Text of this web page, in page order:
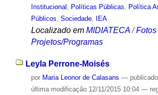
Institucional , Políticas Públicas, Política
Públicos, Sociedade, IEA
Localizado em MIDIATECA /Fotos
Projetos/Programas
Leyla Perrone-Moisés
por Maria Leonor de Calasans — publicado
última modificação12/11/2015 10:04 —